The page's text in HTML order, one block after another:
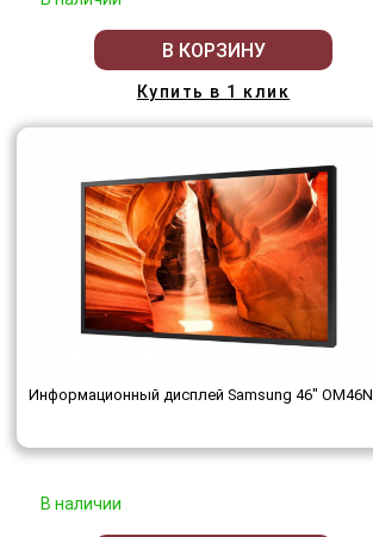
В КОРЗИНУ
Купить в 1 клик
Информационный дисплей Samsung 46" OM46N
В наличии